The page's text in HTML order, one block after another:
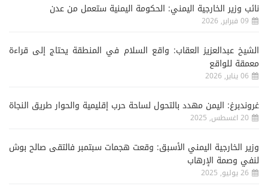
نائب وزير الخارجية اليمني: الحكومة اليمنية ستعمل من عدن
09 فبراير, 2026
الشيخ عبدالعزيز العقاب: واقع السلام في المنطقة يحتاج إلى قراءة
معمقة للواقع
06 يناير, 2026
غروندبرغ: اليمن مهدد بالتحول لساحة حرب إقليمية والحوار طريق النجاة
20 اغسطس, 2025
وزير الخارجية اليمني الأسبق: وقعت هجمات سبتمبر فالتقى صالح بوش
لنفي وصمة الإرهاب
26 يوليو, 2025